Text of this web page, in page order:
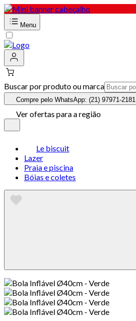
Menu
Buscar por produto ou marca
Compre pelo WhatsApp: (21) 97971-2181
Ver ofertas para a região
Le biscuit
Lazer
Praia e piscina
Bóias e coletes